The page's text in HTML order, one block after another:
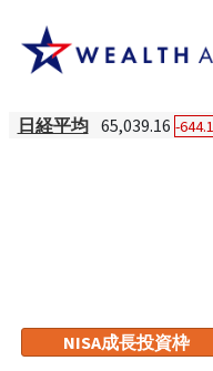
日経平均 65,039.16 -
NISA成長投資枠